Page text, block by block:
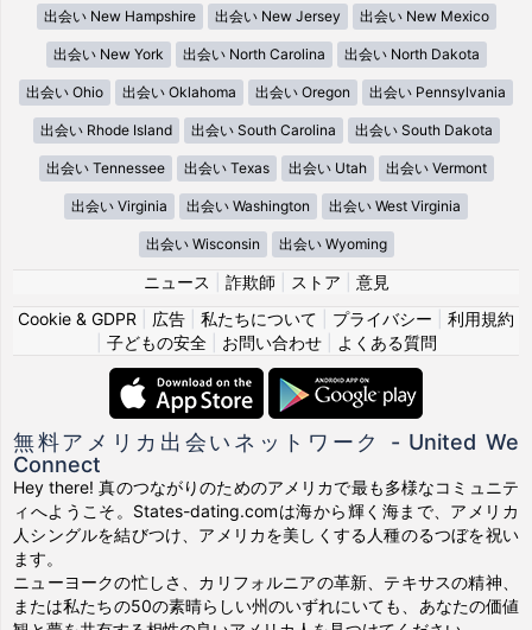
出会い New Hampshire 出会い New Jersey 出会い New Mexico
出会い New York 出会い North Carolina 出会い North Dakota
出会い Ohio 出会い Oklahoma 出会い Oregon 出会い Pennsylvania
出会い Rhode Island 出会い South Carolina 出会い South Dakota
出会い Tennessee 出会い Texas 出会い Utah 出会い Vermont
出会い Virginia 出会い Washington 出会い West Virginia
出会い Wisconsin 出会い Wyoming
ニュース 詐欺師 ストア
意見
Cookie & GDPR
広告 私たちについて プライバシー
利用規約
子どもの安全| お問い合わせ| よくある質問
無料アメリカ出会いネットワーク - United We
Connect
Hey there! 真のつながりのためのアメリカで最も多様なコミュニテ
ィへようこそ。States-dating.comは海から輝く海まで、アメリカ
人シングルを結びつけ、アメリカを美しくする人種のるつぼを祝い
ます。
ニューヨークの忙しさ、カリフォルニアの革新、テキサスの精神、
または私たちの50の素晴らしい州のいずれにいても、あなたの価値